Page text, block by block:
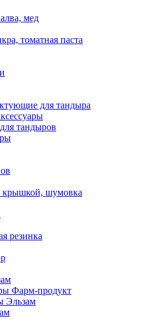
мед
томатная паста
для тандыра
тандыров
крышкой, шумовка
резинка
Фарм-продукт
Эльзам